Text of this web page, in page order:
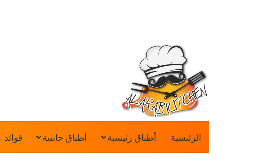
الرئيسية أطباق رئيسية أطباق جانبية فوائد